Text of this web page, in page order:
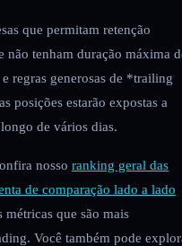
que permitam retenção
não tenham duração máxima
regras generosas de *trailing
posições estarão expostas a
de vários dias.
nosso ranking geral das
de comparação lado a lado
métricas que são mais
Você também pode